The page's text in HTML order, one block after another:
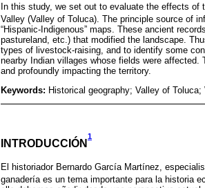
In this study, we set out to evaluate the effects of
Valley (Valley of Toluca). The principle source of
“Hispanic-Indigenous” maps. These ancient
pastureland, etc.) that modified the landscape.
types of livestock-raising, and to identify some
nearby Indian villages whose fields were
and profoundly impacting the territory.
Keywords: Historical geography; Valley of
INTRODUCCIÓN
1
El historiador Bernardo García Martínez,
ganadería es un tema importante para la historia